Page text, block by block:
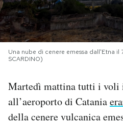
NEWSLETTER
I MIEI PREFERITI
CALENDARIO
Una nube di cenere emessa dall'Etna il
SCARDINO)
Martedì mattina tutti i voli
all’aeroporto di Catania
della cenere vulcanica